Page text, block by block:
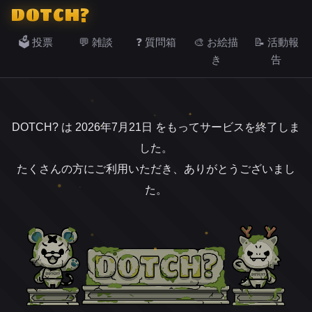
DOTCH?
🗳️ 投票 💬 雑談 ❓ 質問箱
🎨 お絵描
き
📝 活動報
告
DOTCH? は 2026年7月21日 をもってサービスを終了しま
した。
たくさんの方にご利用いただき、ありがとうございまし
た。